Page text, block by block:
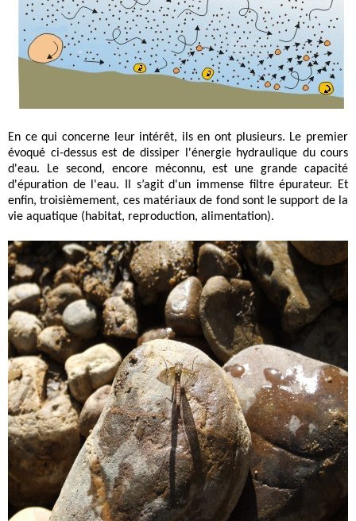
En ce qui concerne leur intérêt, ils en ont plusieurs. Le premier
évoqué ci-dessus est de dissiper l'énergie hydraulique du cours
d'eau. Le second, encore méconnu, est une grande capacité
d'épuration de l'eau. Il s’agit d'un immense filtre épurateur. Et
enfin, troisièmement, ces matériaux de fond sont le support de la
vie aquatique (habitat, reproduction, alimentation).